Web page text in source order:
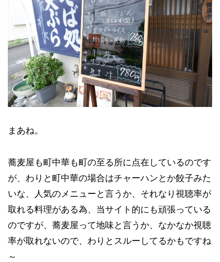
まあね。
蕎麦屋も町中華も町の至る所に点在しているのです
が、わりと町中華の場合はチャーハンとか餃子みた
いな、人気のメニューと言うか、それなり視聴率が
取れる料理がある為、当サイト的にも頑張っている
のですが、蕎麦屋って地味と言うか、なかなか視聴
率が取れないので、わりとスルーしてるかもですね
～